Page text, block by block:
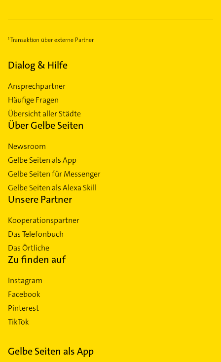
Transaktion über externe Partner
Dialog & Hilfe
Ansprechpartner
Häufige Fragen
Übersicht aller Städte
Über Gelbe Seiten
Newsroom
Gelbe Seiten als App
Gelbe Seiten für Messenger
Gelbe Seiten als Alexa Skill
Unsere Partner
Kooperationspartner
Das Telefonbuch
Das Örtliche
Zu finden auf
Instagram
Facebook
Pinterest
TikTok
Gelbe Seiten als App